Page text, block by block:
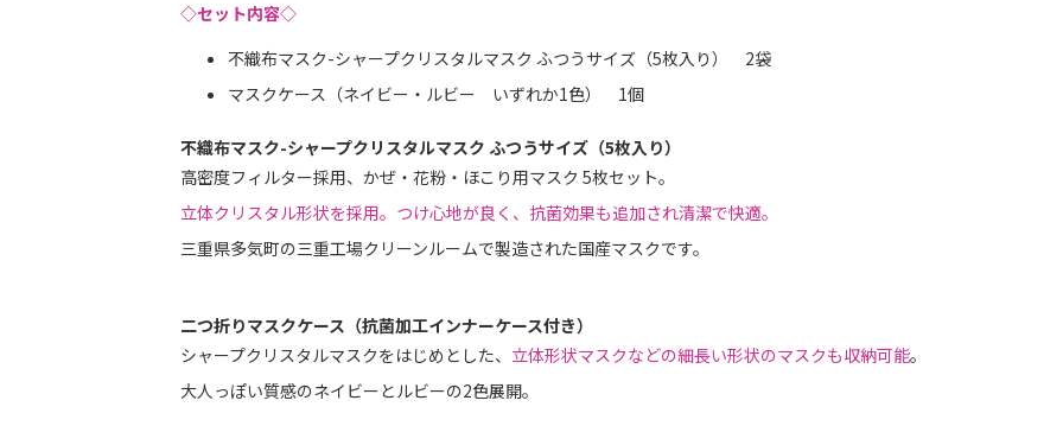
◇セット内容◇
不織布マスク-シャープクリスタルマスク ふつうサイズ（5枚入り） 2袋
マスクケース（ネイビー・ルビー いずれか1色） 1個
不織布マスク-シャープクリスタルマスク ふつうサイズ（5枚入り）
高密度フィルター採用、かぜ・花粉・ほこり用マスク 5枚セット。
立体クリスタル形状を採用。つけ心地が良く、抗菌効果も追加され清潔で快適。
三重県多気町の三重工場クリーンルームで製造された国産マスクです。
二つ折りマスクケース（抗菌加工インナーケース付き）
シャープクリスタルマスクをはじめとした、 立体形状マスクなどの細長い形状のマスクも収納可能。
大人っぽい質感のネイビーとルビーの2色展開。